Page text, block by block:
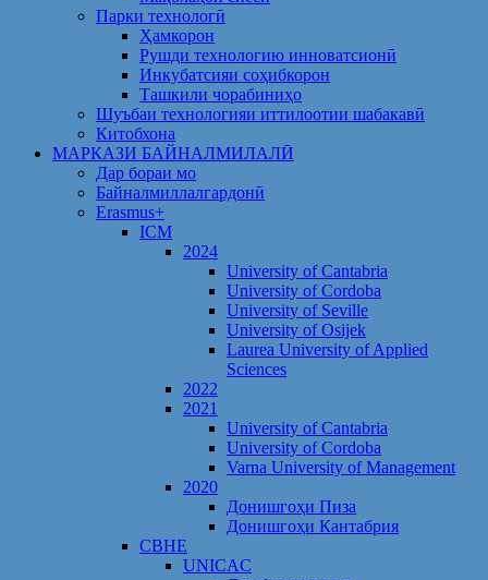
Парки технологӣ
Ҳамкорон
Рушди технологию инноватсионӣ
Инкубатсияи соҳибкорон
Ташкили чорабиниҳо
Шуъбаи технологияи иттилоотии шабакавӣ
Китобхона
МАРКАЗИ БАЙНАЛМИЛАЛӢ
Дар бораи мо
Байналмиллалгардонӣ
Erasmus+
ICM
2024
University of Cantabria
University of Cordoba
University of Seville
University of Osijek
Laurea University of Applied
Sciences
2022
2021
University of Cantabria
University of Cordoba
Varna University of Management
2020
Донишгоҳи Пиза
Донишгоҳи Кантабрия
CBHE
UNICAC